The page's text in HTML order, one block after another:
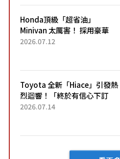
Honda頂級「超省油」
Minivan 太厲害！ 採用豪華
「真皮座椅」與專屬「黑色內
「三...
2026.07.12
Toyota 全新「Hiace」引發熱
烈迴響！「終於有信心下訂
了！」「哪個等級交車最
車？...
2026.07.14